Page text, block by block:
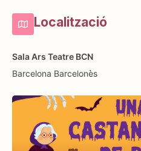
Localització
Sala Ars Teatre BCN
Barcelona Barcelonès